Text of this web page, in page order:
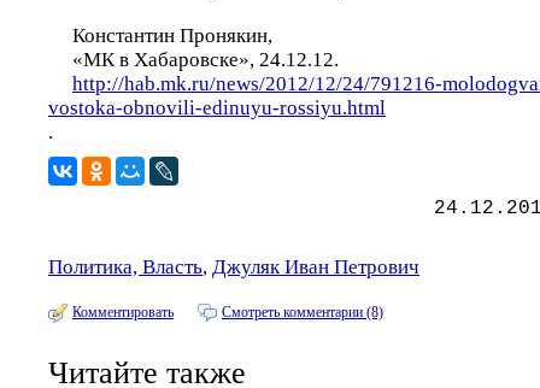
Константин Пронякин,
«МК в Хабаровске», 24.12.12.
http://hab.mk.ru/news/2012/12/24/791216-
vostoka-obnovili-edinuyu-rossiyu.html
.
Политика, Власть, Джуляк Иван Петрович
Комментировать Смотреть комментарии (8)
Читайте также